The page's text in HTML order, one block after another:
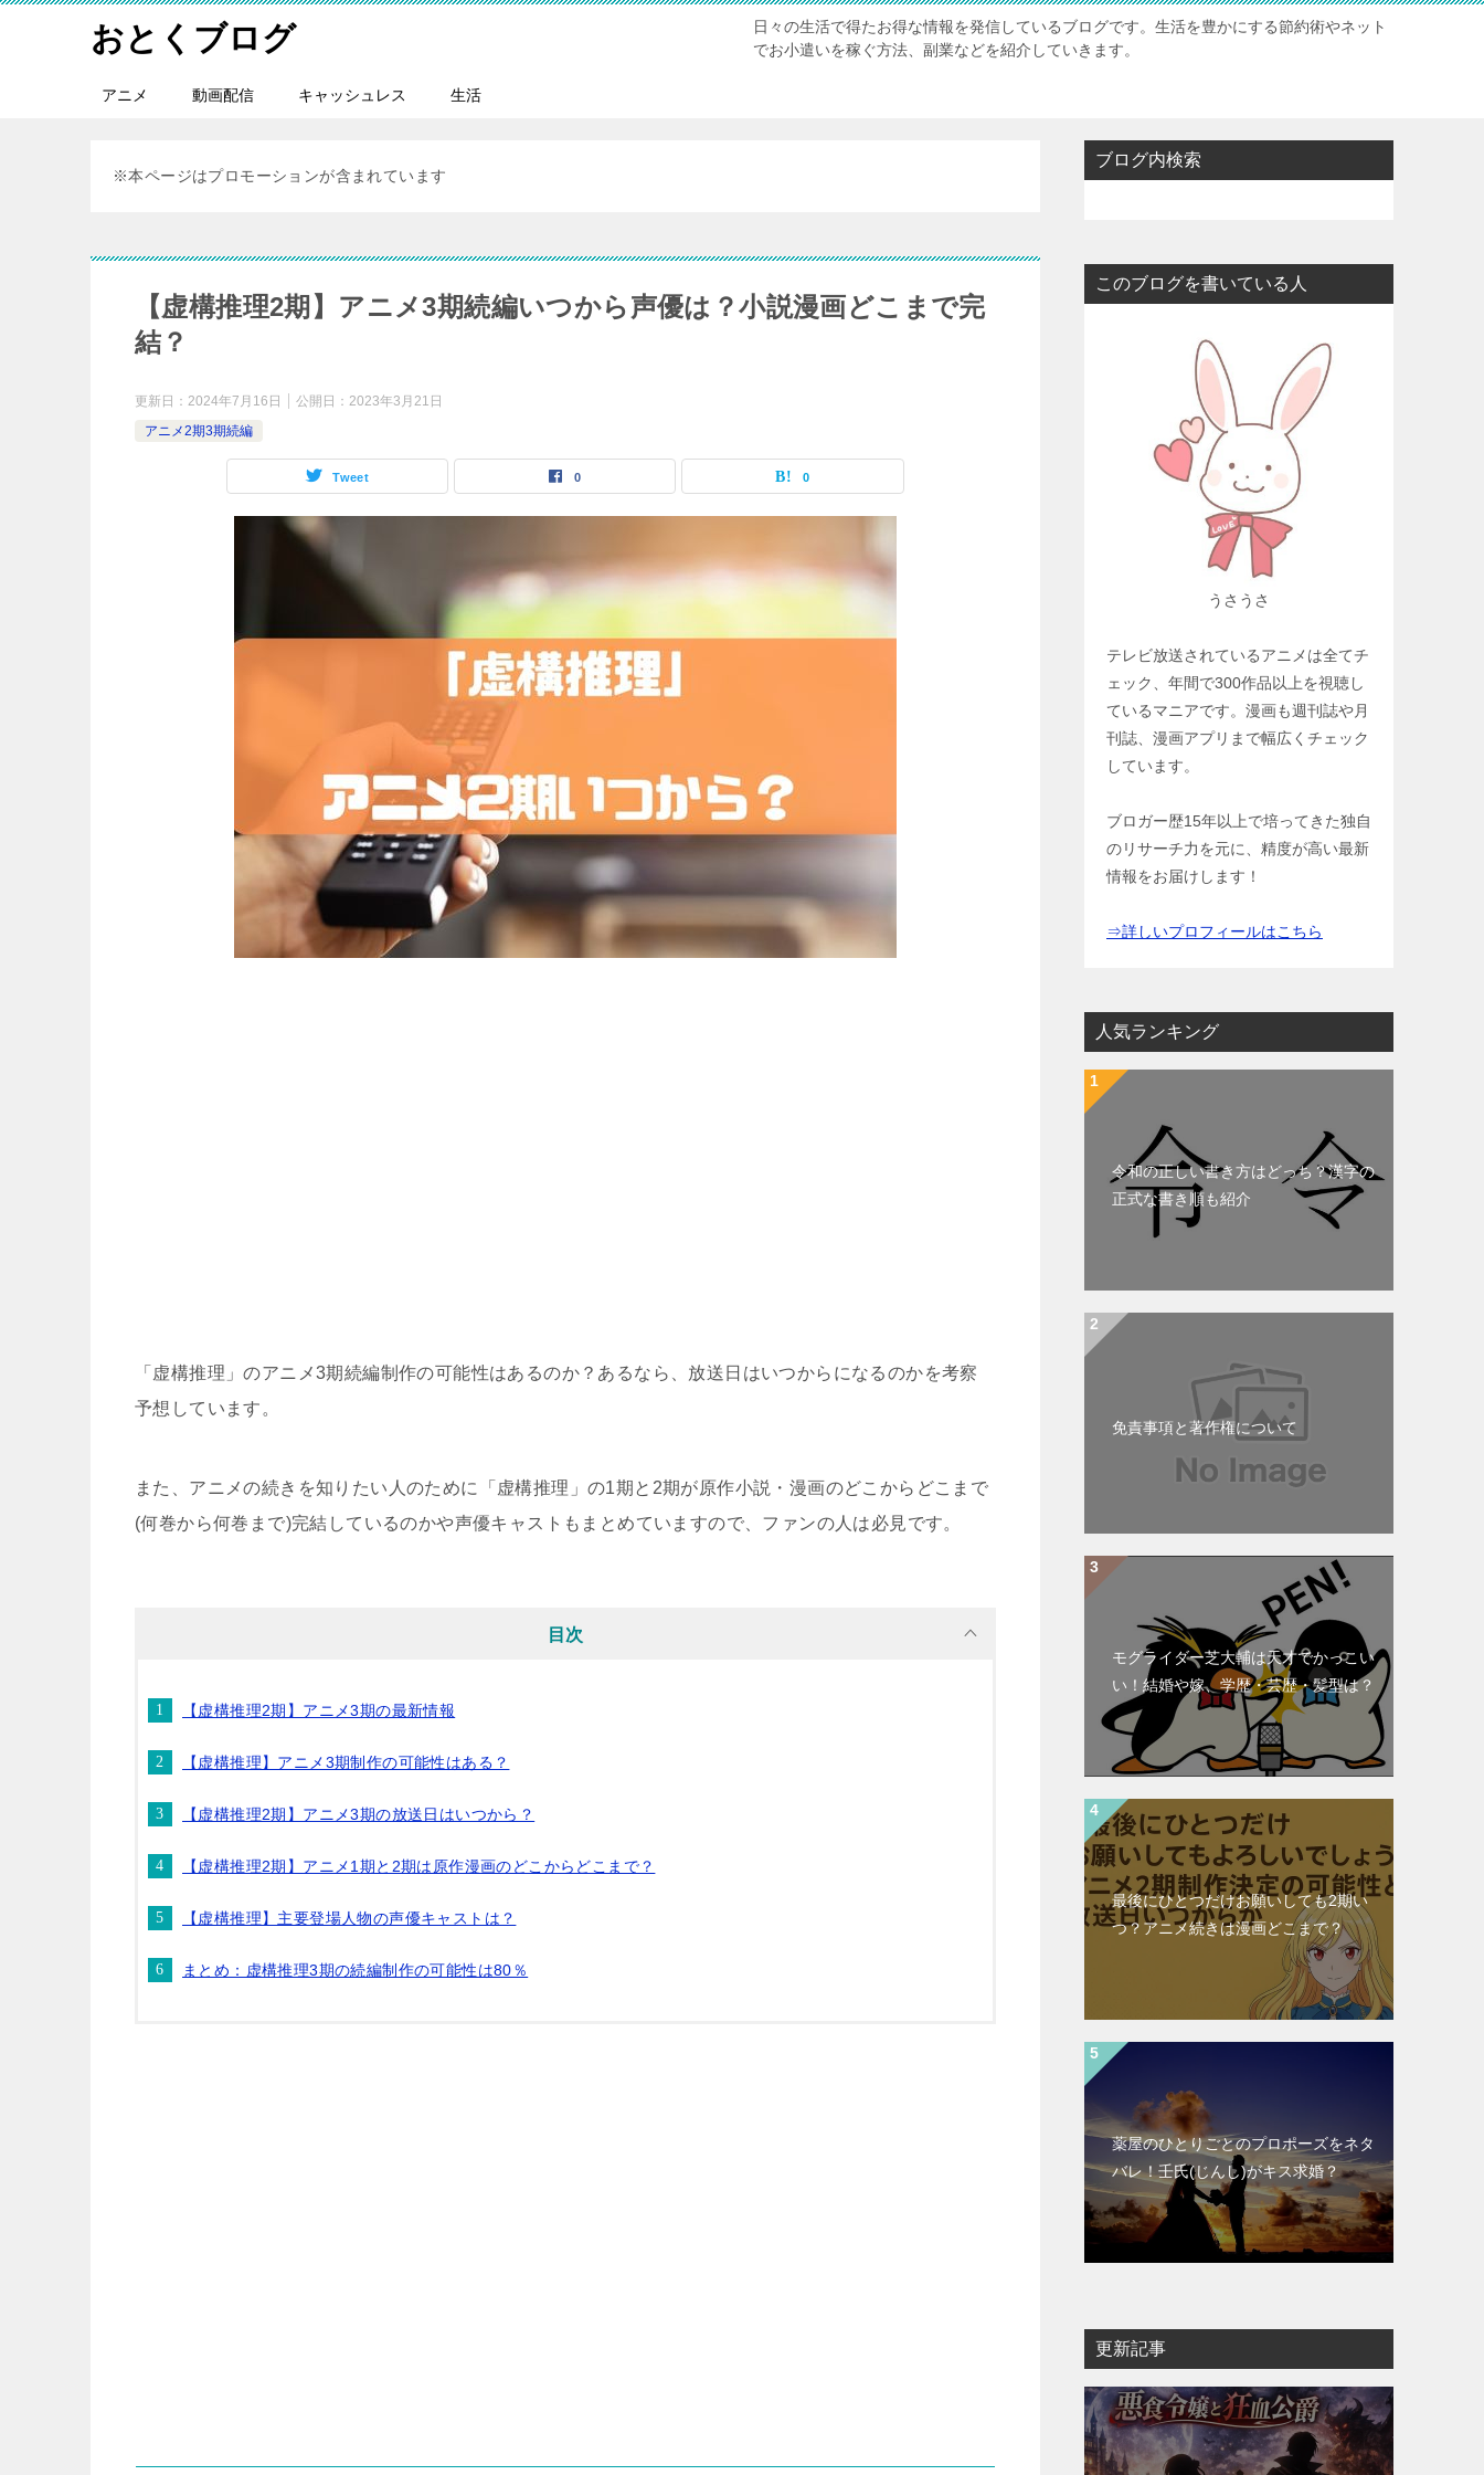
おとくブログ
日々の生活で得たお得な情報を発信しているブログです。生活を豊かにする節約術やネット
でお小遣いを稼ぐ方法、副業などを紹介していきます。
アニメ 動画配信 キャッシュレス 生活
※本ページはプロモーションが含まれています
【虚構推理2期】アニメ3期続編いつから声優は？小説漫画どこまで完
結？
更新日： 2024年7月16日 公開日： 2023年3月21日
アニメ2期3期続編
Tweet 0 0
「虚構推理」のアニメ3期続編制作の可能性はあるのか？あるなら、放送日はいつからになるのかを考察
予想しています。
また、アニメの続きを知りたい人のために「虚構推理」の1期と2期が原作小説・漫画のどこからどこまで
(何巻から何巻まで)完結しているのかや声優キャストもまとめていますので、ファンの人は必見です。
目次
【虚構推理2期】アニメ3期の最新情報
【虚構推理】アニメ3期制作の可能性はある？
【虚構推理2期】アニメ3期の放送日はいつから？
【虚構推理2期】アニメ1期と2期は原作漫画のどこからどこまで？
【虚構推理】主要登場人物の声優キャストは？
まとめ：虚構推理3期の続編制作の可能性は80％
ブログ内検索
このブログを書いている人
うさうさ
テレビ放送されているアニメは全てチ
ェック、年間で300作品以上を視聴し
ているマニアです。漫画も週刊誌や月
刊誌、漫画アプリまで幅広くチェック
しています。
ブロガー歴15年以上で培ってきた独自
のリサーチ力を元に、精度が高い最新
情報をお届けします！
⇒詳しいプロフィールはこちら
人気ランキング
令和の正しい書き方はどっち？漢字の
正式な書き順も紹介
免責事項と著作権について
モグライダー芝大輔は天才でかっこい
い！結婚や嫁、学歴・芸歴・髪型は？
最後にひとつだけお願いしても2期い
つ？アニメ続きは漫画どこまで？
薬屋のひとりごとのプロポーズをネタ
バレ！壬氏(じんし)がキス求婚？
更新記事